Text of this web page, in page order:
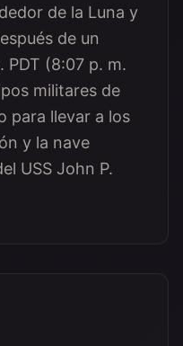
de la Luna y
de un
PDT (8:07 p. m.
militares de
para llevar a los
y la nave
USS John P.